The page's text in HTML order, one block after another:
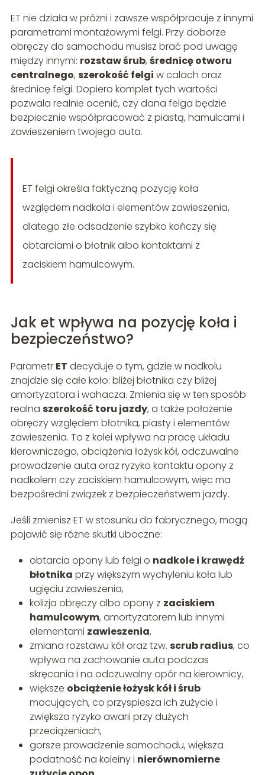
ET nie działa w próżni i zawsze współpracuje z innymi
parametrami montażowymi felgi. Przy doborze
obręczy do samochodu musisz brać pod uwagę
między innymi: rozstaw śrub, średnicę otworu
centralnego, szerokość felgi w calach oraz
średnicę felgi. Dopiero komplet tych wartości
pozwala realnie ocenić, czy dana felga będzie
bezpiecznie współpracować z piastą, hamulcami i
zawieszeniem twojego auta.
ET felgi określa faktyczną pozycję koła
względem nadkola i elementów zawieszenia,
dlatego złe odsadzenie szybko kończy się
obtarciami o błotnik albo kontaktami z
zaciskiem hamulcowym.
Jak et wpływa na pozycję koła i
bezpieczeństwo?
Parametr ET decyduje o tym, gdzie w nadkolu
znajdzie się całe koło: bliżej błotnika czy bliżej
amortyzatora i wahacza. Zmienia się w ten sposób
realna szerokość toru jazdy, a także położenie
obręczy względem błotnika, piasty i elementów
zawieszenia. To z kolei wpływa na pracę układu
kierowniczego, obciążenia łożysk kół, odczuwalne
prowadzenie auta oraz ryzyko kontaktu opony z
nadkolem czy zaciskiem hamulcowym, więc ma
bezpośredni związek z bezpieczeństwem jazdy.
Jeśli zmienisz ET w stosunku do fabrycznego, mogą
pojawić się różne skutki uboczne:
obtarcia opony lub felgi o nadkole i krawędź
błotnika przy większym wychyleniu koła lub
ugięciu zawieszenia,
kolizja obręczy albo opony z zaciskiem
hamulcowym, amortyzatorem lub innymi
elementami zawieszenia,
zmiana rozstawu kół oraz tzw. scrub radius, co
wpływa na zachowanie auta podczas
skręcania i na odczuwalny opór na kierownicy,
większe obciążenie łożysk kół i śrub
mocujących, co przyspiesza ich zużycie i
zwiększa ryzyko awarii przy dużych
przeciążeniach,
gorsze prowadzenie samochodu, większa
podatność na koleiny i nierównomierne